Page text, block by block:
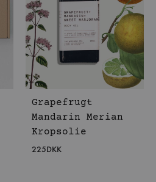
Grapefrugt
Mandarin Merian
Kropsolie
225DKK